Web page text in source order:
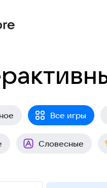
Все игры
Словесные